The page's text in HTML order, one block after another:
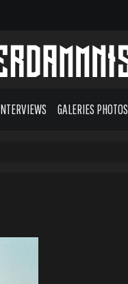
GALERIES PHOTOS